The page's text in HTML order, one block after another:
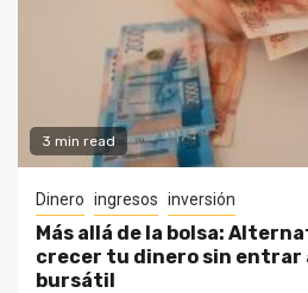
3 min read
Dinero ingresos inversión
Más allá de la bolsa:
crecer tu dinero sin entrar
bursátil